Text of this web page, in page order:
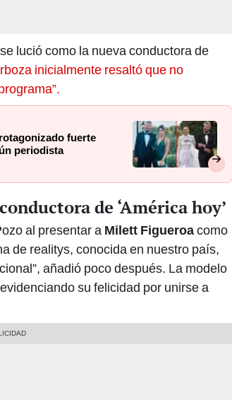
se lució como la nueva conductora de
inicialmente resaltó que no
fuerte
periodista
de ‘América hoy’
al presentar a Milett Figueroacomo
de realitys, conocida en nuestro país,
añadió poco después. La modelo
su felicidad por unirse a